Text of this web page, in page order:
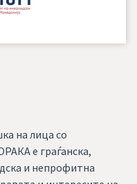
на лица со
е граѓанска,
и непрофитна